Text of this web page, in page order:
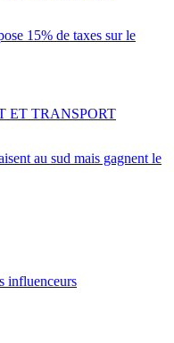
15% de taxes sur le
au sud mais gagnent le
ET TRANSPORT
influenceurs